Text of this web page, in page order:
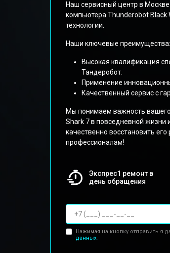
Наш сервисный центр в
компьютера Thunderobot Black
технологии.
Наши ключевые преимущества:
Высокая квалификация
Тандеробот.
Применение
Качественный сервис с
Мы понимаем важность
Shark 7 в повседневной жизни
качественно восстановить
профессионалам!
Экспрес1 ремонт в
день обращения
Нажимая на кнопку отправить я
данных.